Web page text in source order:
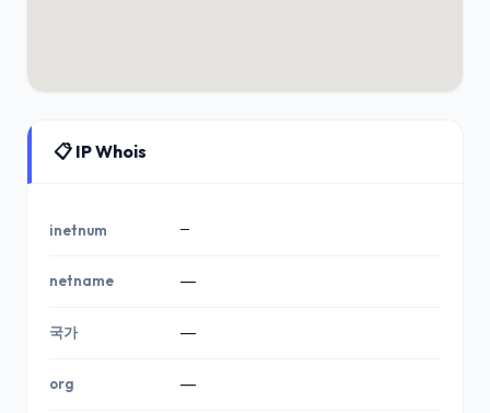
📋 IP Whois
inetnum —
netname —
국가 —
org —